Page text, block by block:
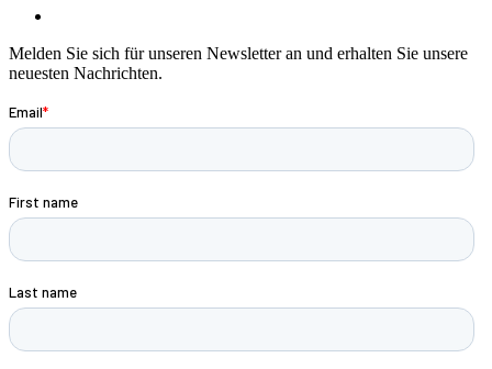
Melden Sie sich für unseren Newsletter an und erhalten Sie unsere
neuesten Nachrichten.